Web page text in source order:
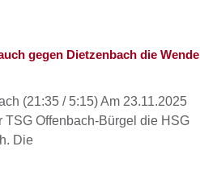
gegen Dietzenbach die Wende
(21:35 / 5:15) Am 23.11.2025
Offenbach-Bürgel die HSG
Die